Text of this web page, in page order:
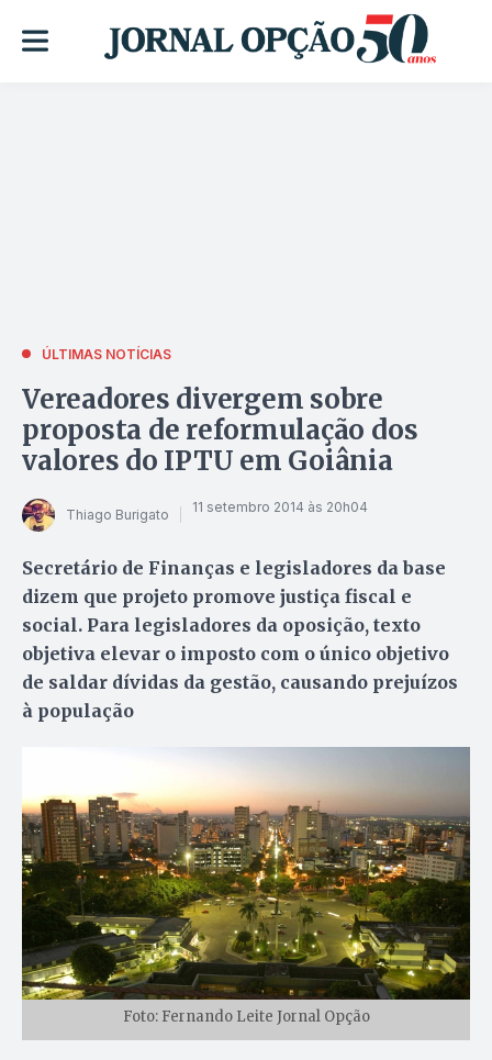
ÚLTIMAS NOTÍCIAS
Vereadores divergem sobre
proposta de reformulação dos
valores do IPTU em Goiânia
Thiago Burigato 11 setembro 2014 às 20h04
Secretário de Finanças e legisladores da base
dizem que projeto promove justiça fiscal e
social. Para legisladores da oposição, texto
objetiva elevar o imposto com o único objetivo
de saldar dívidas da gestão, causando prejuízos
à população
Foto: Fernando Leite Jornal Opção